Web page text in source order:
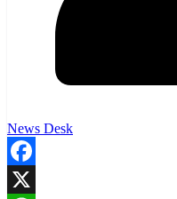
News Desk
Facebook